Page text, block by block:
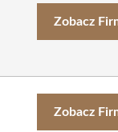
Zobacz
Zobacz